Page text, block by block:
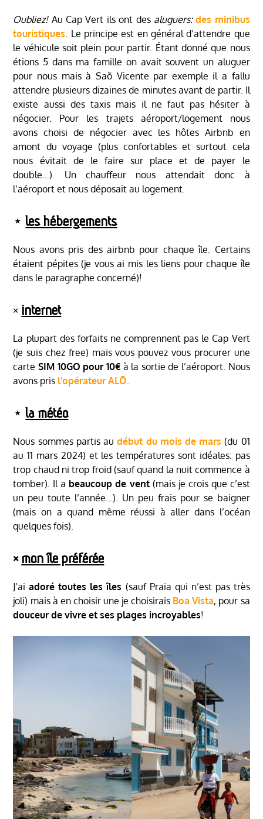
Oubliez!Au Cap Vert ils ont des aluguers:des minibus
touristiques. Le principe est en général d’attendre que
le véhicule soit plein pour partir. Étant donné que nous
étions 5 dans ma famille on avait souvent un aluguer
pour nous mais à Saõ Vicente par exemple il a fallu
attendre plusieurs dizaines de minutes avant de partir. Il
existe aussi des taxis mais il ne faut pas hésiter à
négocier. Pour les trajets aéroport/logement nous
avons choisi de négocier avec les hôtes Airbnb en
amont du voyage (plus confortables et surtout cela
nous évitait de le faire sur place et de payer le
double…). Un chauffeur nous attendait donc à
l’aéroport et nous déposait au logement.
⋆les hébergements
Nous avons pris des airbnb pour chaque île. Certains
étaient pépites (je vous ai mis les liens pour chaque île
dans le paragraphe concerné)!
༝ internet
La plupart des forfaits ne comprennent pas le Cap Vert
(je suis chez free) mais vous pouvez vous procurer une
carteSIM 10GO pour 10€à la sortie de l’aéroport. Nous
avons pris l’opérateur ALŌ.
⋆la météo
Nous sommes partis audébut du mois de mars (du 01
au 11 mars 2024) et les températures sont idéales: pas
trop chaud ni trop froid (sauf quand la nuit commence à
tomber). Il a beaucoup de vent(mais je crois que c’est
un peu toute l’année…). Un peu frais pour se baigner
(mais on a quand même réussi à aller dans l’océan
quelques fois).
༝mon île préférée
J’aiadoré toutes les îles (sauf Praia qui n’est pas très
joli) mais à en choisir une je choisirais Boa Vista, pour sa
douceur de vivre et ses plages incroyables!